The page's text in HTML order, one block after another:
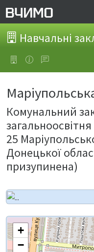
Навчальні
Комунальний
25
Донецької
призупинена)
+
−